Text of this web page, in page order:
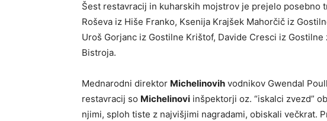
Šest restavracij in kuharskih mojstrov je prejelo posebno
Roševa iz Hiše Franko, Ksenija Krajšek Mahorčič iz
Uroš Gorjanc iz Gostilne Krištof, Davide Cresci iz
Bistroja.
Mednarodni direktor Michelinovih vodnikov Gwendal
restavracij so Michelinovi inšpektorji oz. “iskalci zvezd”
njimi, sploh tiste z najvišjimi nagradami, obiskali večkrat.